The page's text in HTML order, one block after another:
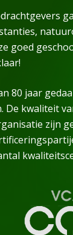
goed
80 jaar
De kwaliteit
zijn